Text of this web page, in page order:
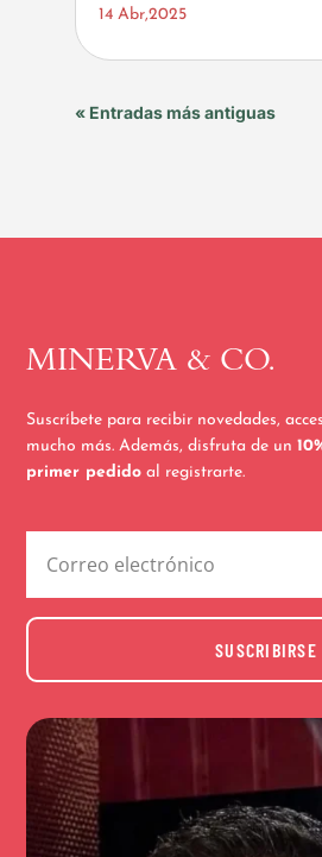
14 Abr,2025
« Entradas más antiguas
MINERVA & CO.
Suscríbete para recibir novedades,
mucho más. Además, disfruta de un
primer pedido al registrarte.
SUSCRIBIRSE